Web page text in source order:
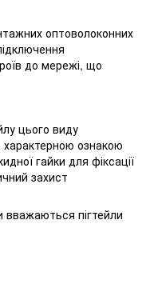
оптоволоконних
до мережі, що
цього виду
характерною ознакою
гайки для фіксації
захист
пігтейли